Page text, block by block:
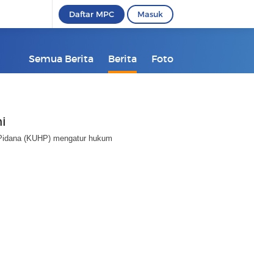
Daftar MPC Masuk
Semua Berita Berita Foto
(KUHP) mengatur hukum